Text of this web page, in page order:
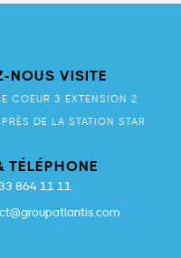
NOUS VISITE
COEUR 3 EXTENSION 2
PRÈS DE LA STATION STAR
TÉLÉPHONE
864 11 11